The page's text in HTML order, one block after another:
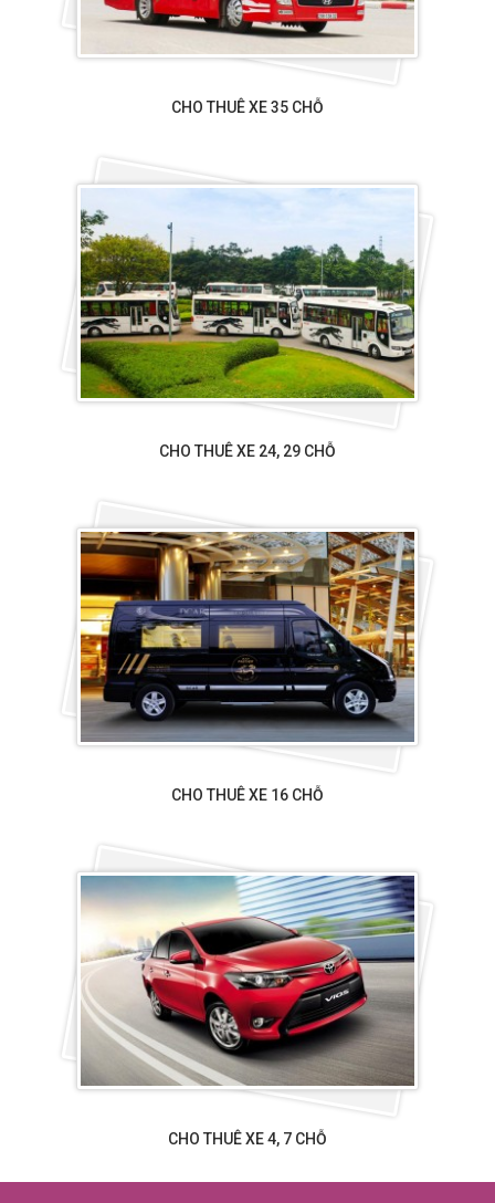
CHO THUÊ XE 35 CHỖ
CHO THUÊ XE 24, 29 CHỖ
CHO THUÊ XE 16 CHỖ
CHO THUÊ XE 4, 7 CHỖ